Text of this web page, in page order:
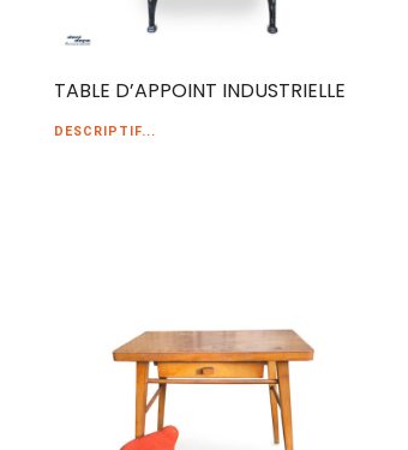
TABLE D’APPOINT INDUSTRIELLE
DESCRIPTIF...